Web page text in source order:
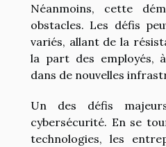
Néanmoins, cette
obstacles. Les défis
variés, allant de la
la part des employés,
dans de nouvelles
Un des défis
cybersécurité. En se
technologies, les